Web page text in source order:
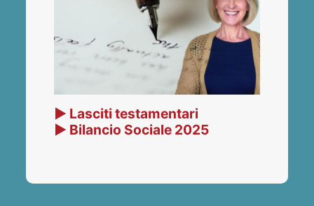
▶ Lasciti testamentari
▶ Bilancio Sociale 2025